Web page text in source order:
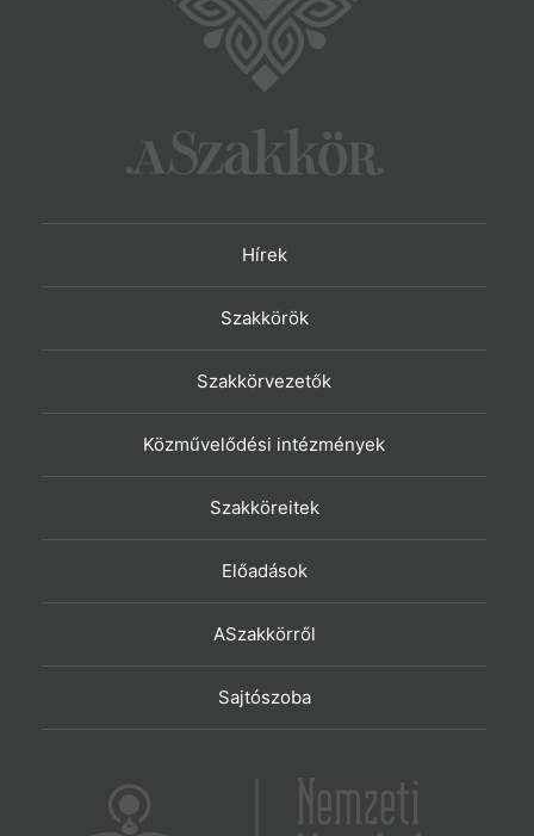
Hírek
Szakkörök
Szakkörvezetők
Közművelődési intézmények
Szakköreitek
Előadások
ASzakkörről
Sajtószoba